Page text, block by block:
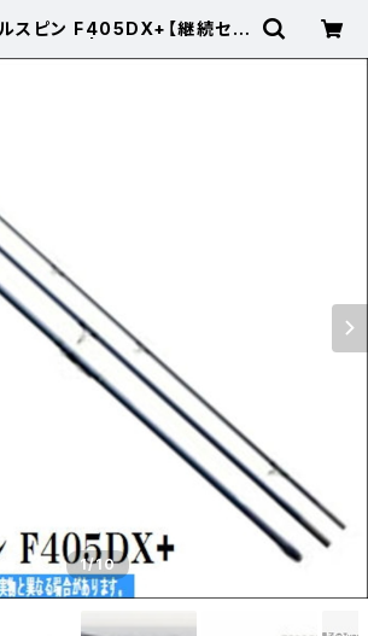
スピン F405DX+【継続セー
1/10